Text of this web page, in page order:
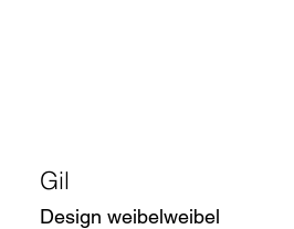
Gil
Design weibelweibel